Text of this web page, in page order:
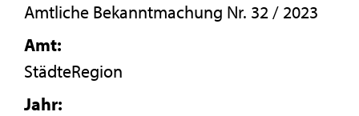
Amtliche Bekanntmachung Nr. 32 / 2023
Amt:
StädteRegion
Jahr: